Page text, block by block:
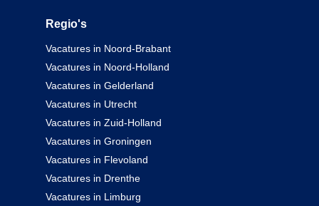
Regio's
Vacatures in Noord-Brabant
Vacatures in Noord-Holland
Vacatures in Gelderland
Vacatures in Utrecht
Vacatures in Zuid-Holland
Vacatures in Groningen
Vacatures in Flevoland
Vacatures in Drenthe
Vacatures in Limburg